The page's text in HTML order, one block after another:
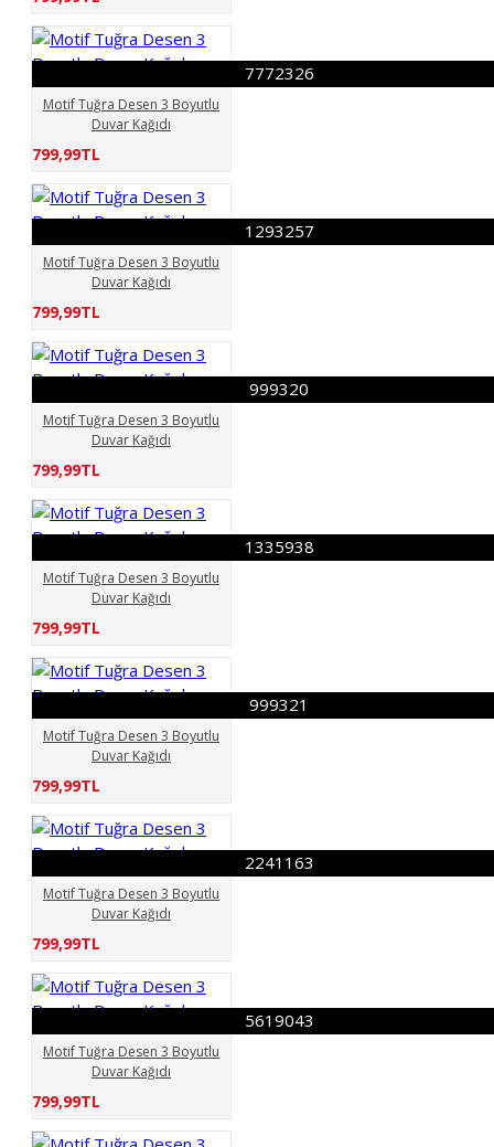
7772326
Motif Tuğra Desen 3 Boyutlu
Duvar Kağıdı
799,99TL
1293257
Motif Tuğra Desen 3 Boyutlu
Duvar Kağıdı
799,99TL
999320
Motif Tuğra Desen 3 Boyutlu
Duvar Kağıdı
799,99TL
1335938
Motif Tuğra Desen 3 Boyutlu
Duvar Kağıdı
799,99TL
999321
Motif Tuğra Desen 3 Boyutlu
Duvar Kağıdı
799,99TL
2241163
Motif Tuğra Desen 3 Boyutlu
Duvar Kağıdı
799,99TL
5619043
Motif Tuğra Desen 3 Boyutlu
Duvar Kağıdı
799,99TL